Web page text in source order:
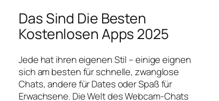
Das Sind Die Besten
Kostenlosen Apps 2025
Jede hat ihren eigenen Stil – einige eignen
sich am besten für schnelle, zwanglose
Chats, andere für Dates oder Spaß für
Erwachsene. Die Welt des Webcam-Chats